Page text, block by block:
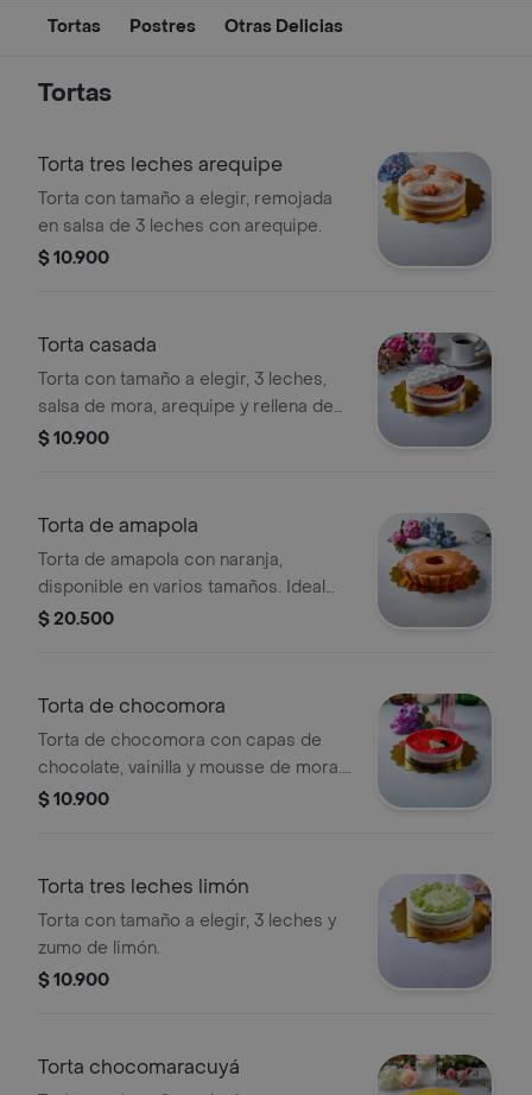
Tortas Postres Otras Delicias
Tortas
Torta tres leches arequipe
Torta con tamaño a elegir, remojada
en salsa de 3 leches con arequipe.
$ 10.900
Torta casada
Torta con tamaño a elegir, 3 leches,
salsa de mora, arequipe y rellena de
pulpa de guanábana natural.
$ 10.900
Torta de amapola
Torta de amapola con naranja,
disponible en varios tamaños. Ideal
para compartir.
$ 20.500
Torta de chocomora
Torta de chocomora con capas de
chocolate, vainilla y mousse de mora.
Tamaño a elegir.
$ 10.900
Torta tres leches limón
Torta con tamaño a elegir, 3 leches y
zumo de limón.
$ 10.900
Torta chocomaracuyá